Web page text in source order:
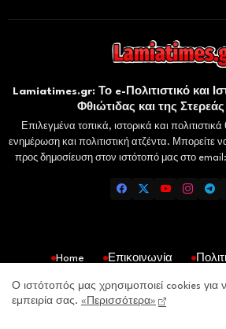
Lamiatimes.gr: Το e-Πολιτιστικό και
Φθιώτιδας και της
Επιλεγμένα τοπικά, ιστορικά και
ενημέρωση και πολιτιστική ατζέντα. Μπορείτε
προς δημοσίευση στον ιστότοπό μας στο
Home Επικοινωνία
Ο ιστότοπός μας χρησιμοποιεί cookies για
εμπειρία σας. «Περισσότερα»